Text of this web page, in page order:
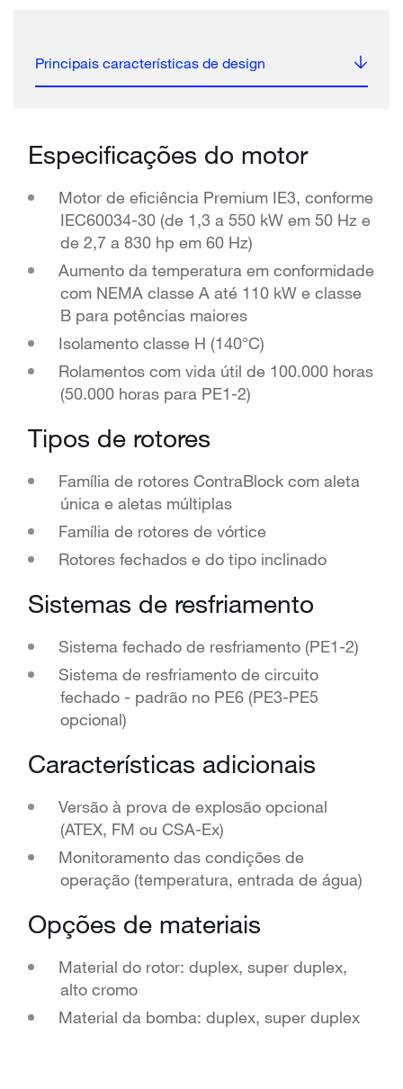
Principais características de design
Especificações do motor
Motor de eficiência Premium IE3, conforme
IEC60034-30 (de 1,3 a 550 kW em 50 Hz e
de 2,7 a 830 hp em 60 Hz)
Aumento da temperatura em conformidade
com NEMA classe A até 110 kW e classe
B para potências maiores
Isolamento classe H (140°C)
Rolamentos com vida útil de 100.000 horas
(50.000 horas para PE1-2)
Tipos de rotores
Família de rotores ContraBlock com aleta
única e aletas múltiplas
Família de rotores de vórtice
Rotores fechados e do tipo inclinado
Sistemas de resfriamento
Sistema fechado de resfriamento (PE1-2)
Sistema de resfriamento de circuito
fechado - padrão no PE6 (PE3-PE5
opcional)
Características adicionais
Versão à prova de explosão opcional
(ATEX, FM ou CSA-Ex)
Monitoramento das condições de
operação (temperatura, entrada de água)
Opções de materiais
Material do rotor: duplex, super duplex,
alto cromo
Material da bomba: duplex, super duplex